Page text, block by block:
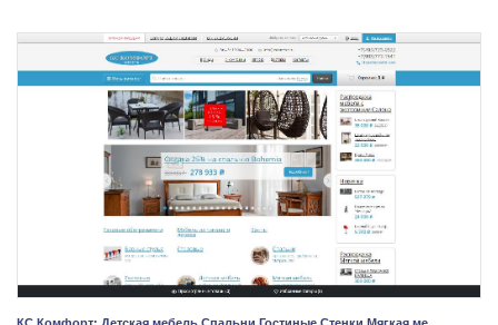
КС Комфорт: Детская мебель,Спальни,Гостиные,Стенки,Мягкая ме